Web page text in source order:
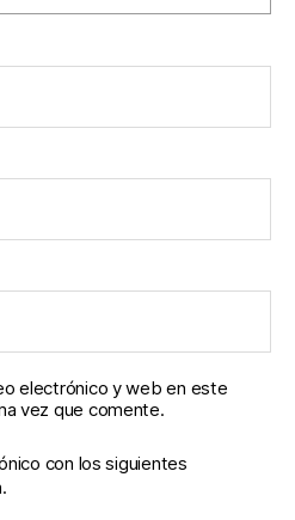
electrónico y web en este
vez que comente.
con los siguientes